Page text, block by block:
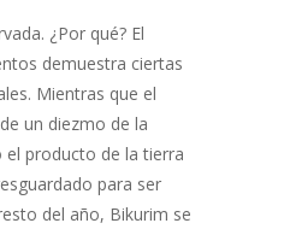
¿Por qué? El
demuestra ciertas
Mientras que el
un diezmo de la
el producto de la tierra
para ser
del año, Bikurim se